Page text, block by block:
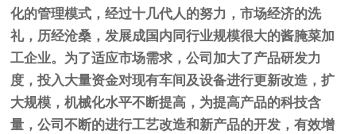
化的管理模式，经过十几代人的努力，市场经济的洗
礼，历经沧桑，发展成国内同行业规模很大的酱腌菜加
工企业。为了适应市场需求，公司加大了产品研发力
度，投入大量资金对现有车间及设备进行更新改造，扩
大规模，机械化水平不断提高，为提高产品的科技含
量，公司不断的进行工艺改造和新产品的开发，有效增